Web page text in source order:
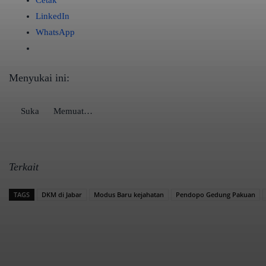
LinkedIn
WhatsApp
Menyukai ini:
Suka Memuat…
Terkait
TAGS DKM di Jabar Modus Baru kejahatan Pendopo Gedung Pakuan